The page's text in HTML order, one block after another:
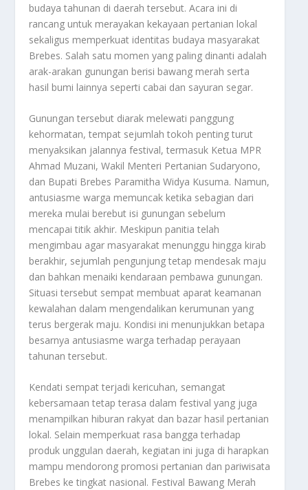
budaya tahunan di daerah tersebut. Acara ini di
rancang untuk merayakan kekayaan pertanian lokal
sekaligus memperkuat identitas budaya masyarakat
Brebes. Salah satu momen yang paling dinanti adalah
arak-arakan gunungan berisi bawang merah serta
hasil bumi lainnya seperti cabai dan sayuran segar.
Gunungan tersebut diarak melewati panggung
kehormatan, tempat sejumlah tokoh penting turut
menyaksikan jalannya festival, termasuk Ketua MPR
Ahmad Muzani, Wakil Menteri Pertanian Sudaryono,
dan Bupati Brebes Paramitha Widya Kusuma. Namun,
antusiasme warga memuncak ketika sebagian dari
mereka mulai berebut isi gunungan sebelum
mencapai titik akhir. Meskipun panitia telah
mengimbau agar masyarakat menunggu hingga kirab
berakhir, sejumlah pengunjung tetap mendesak maju
dan bahkan menaiki kendaraan pembawa gunungan.
Situasi tersebut sempat membuat aparat keamanan
kewalahan dalam mengendalikan kerumunan yang
terus bergerak maju. Kondisi ini menunjukkan betapa
besarnya antusiasme warga terhadap perayaan
tahunan tersebut.
Kendati sempat terjadi kericuhan, semangat
kebersamaan tetap terasa dalam festival yang juga
menampilkan hiburan rakyat dan bazar hasil pertanian
lokal. Selain memperkuat rasa bangga terhadap
produk unggulan daerah, kegiatan ini juga di harapkan
mampu mendorong promosi pertanian dan pariwisata
Brebes ke tingkat nasional. Festival Bawang Merah